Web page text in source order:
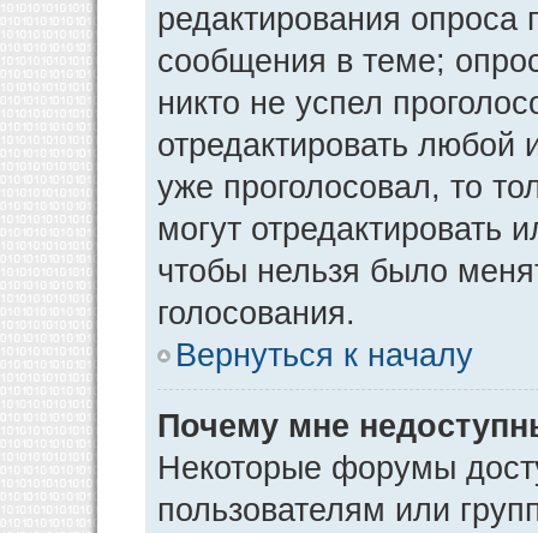
редактирования опроса
сообщения в теме;
никто не успел
отредактировать любой
уже проголосовал, то
могут отредактировать
чтобы нельзя было
голосования.
Вернуться к началу
Почему мне
Некоторые форумы
пользователям или